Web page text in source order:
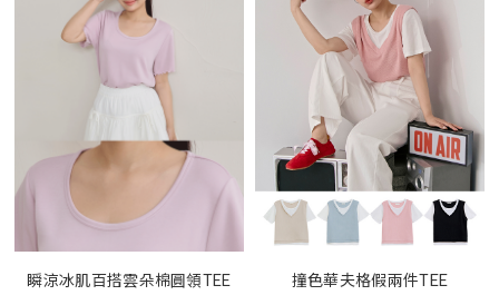
瞬涼冰肌百搭雲朵棉圓領TEE
撞色華夫格假兩件TEE